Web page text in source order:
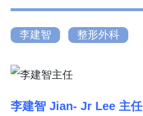
李建智 整形外科
李建智 Jian- Jr Lee 主任